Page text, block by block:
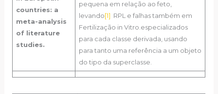
countries: a
meta-analysis
of literature
studies.
pequena em relação ao feto,
levando[1] RPL e falhas também em
Fertilização in Vitro.especializados
para cada classe derivada, usando
para tanto uma referência a um objeto
do tipo da superclasse.